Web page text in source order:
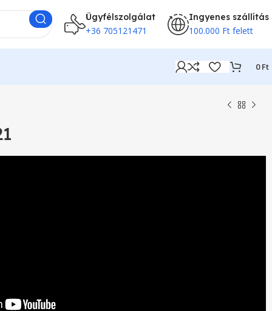
Ügyfélszolgálat
+36 705121471
Ingyenes szállítás
100.000 Ft felett
0Ft